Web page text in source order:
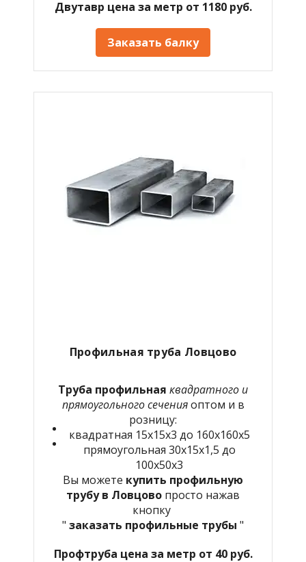
Двутавр цена за метр от 1180 руб.
Заказать балку
Профильная труба Ловцово
Труба профильная квадратного и
прямоугольного сеченияоптом и в
розницу:
квадратная 15х15х3 до 160х160х5
прямоугольная 30х15х1,5 до
100х50х3
Вы можете купить профильную
трубу в Ловцово просто нажав
кнопку
" заказать профильные трубы "
Профтруба цена за метр от 40 руб.